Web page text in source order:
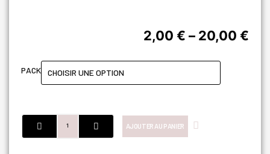
2,00 € – 20,00 €
PACK
de
interchangeables
Laura
AJOUTER AU PANIER